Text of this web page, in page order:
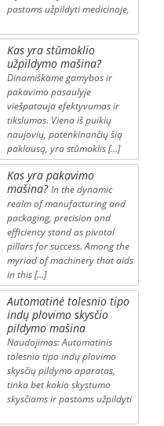
pastoms užpildyti medicinoje,
Kas yra stūmoklio
užpildymo mašina?
Dinamiškame gamybos ir
pakavimo pasaulyje
viešpatauja efektyvumas ir
tikslumas. Viena iš puikių
naujovių, patenkinančių šią
paklausą, yra stūmoklis […]
Kas yra pakavimo
mašina? In the dynamic
realm of manufacturing and
packaging, precision and
efficiency stand as pivotal
pillars for success. Among the
myriad of machinery that aids
in this […]
Automatinė tolesnio tipo
indų plovimo skysčio
pildymo mašina
Naudojimas: Automatinis
tolesnio tipo indų plovimo
skysčių pildymo aparatas,
tinka bet kokio skystumo
skysčiams ir pastoms užpildyti